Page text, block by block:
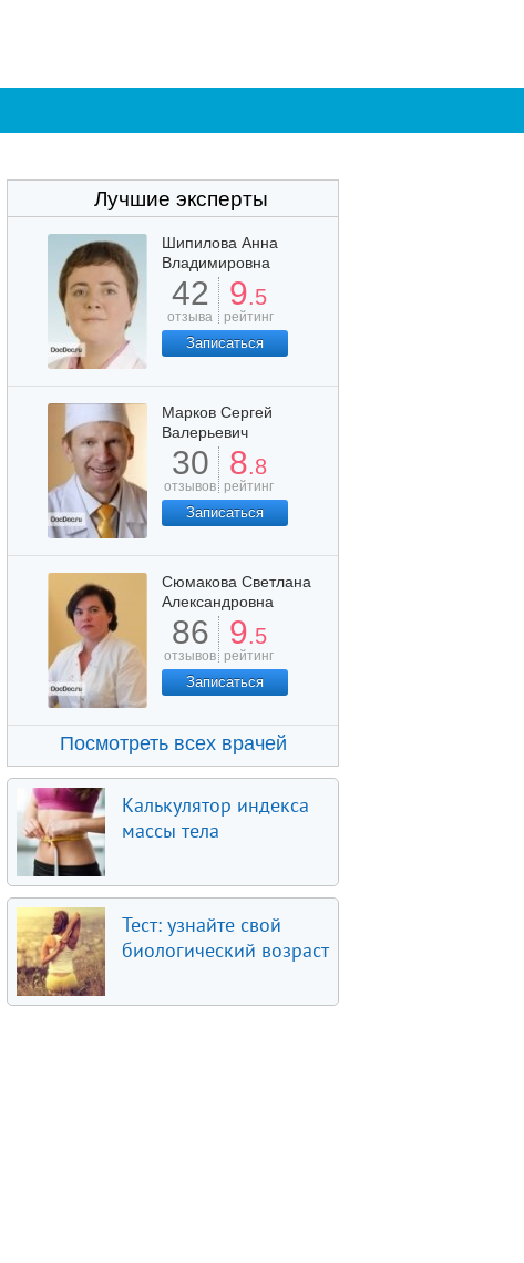
Лучшие эксперты
Шипилова Анна
Владимировна
42
отзыва
9.5
рейтинг
Записаться
Марков Сергей
Валерьевич
30
отзывов
8.8
рейтинг
Записаться
Сюмакова Светлана
Александровна
86
отзывов
9.5
рейтинг
Записаться
Посмотреть всех врачей
Калькулятор индекса
массы тела
Тест: узнайте свой
биологический возраст